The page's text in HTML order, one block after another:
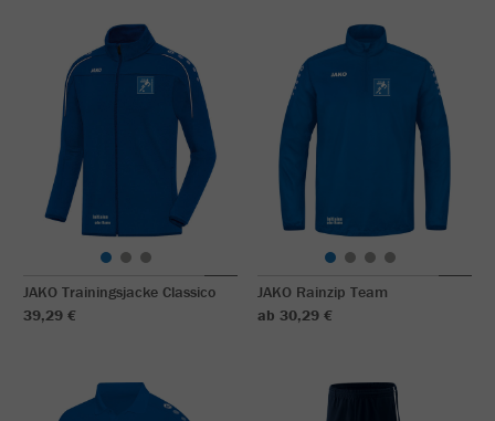
JAKO Trainingsjacke Classico
39,29 €
JAKO Rainzip Team
ab 30,29 €